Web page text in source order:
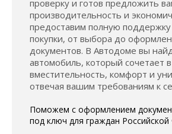
проверку и готов предложить
производительность и
предоставим полную поддержку
покупки, от выбора до
документов. В Автодоме вы
автомобиль, который сочетает
вместительность, комфорт и
отвечая вашим требованиям к
Поможем с оформлением
под ключ для граждан